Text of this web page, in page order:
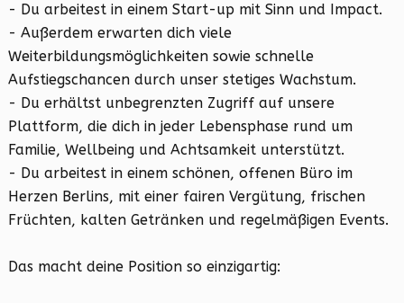
- Du arbeitest in einem Start-up mit Sinn und Impact.
- Außerdem erwarten dich viele
Weiterbildungsmöglichkeiten sowie schnelle
Aufstiegschancen durch unser stetiges Wachstum.
- Du erhältst unbegrenzten Zugriff auf unsere
Plattform, die dich in jeder Lebensphase rund um
Familie, Wellbeing und Achtsamkeit unterstützt.
- Du arbeitest in einem schönen, offenen Büro im
Herzen Berlins, mit einer fairen Vergütung, frischen
Früchten, kalten Getränken und regelmäßigen Events.
Das macht deine Position so einzigartig: